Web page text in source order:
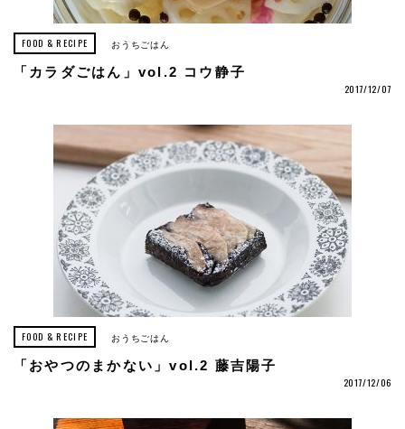
FOOD & RECIPE おうちごはん
「カラダごはん」vol.2 コウ静子
2017/12/07
FOOD & RECIPE おうちごはん
「おやつのまかない」vol.2 藤吉陽子
2017/12/06